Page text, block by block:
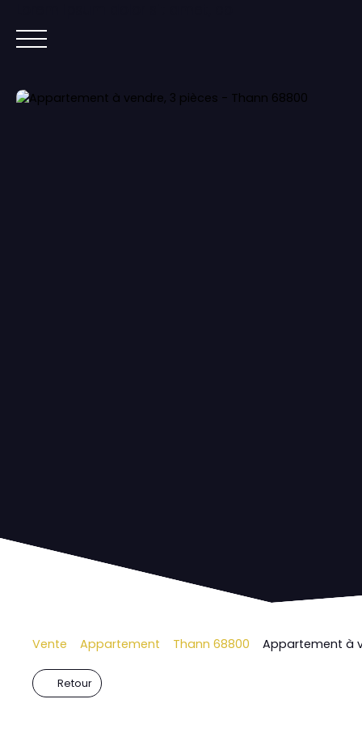
ACCUEIL ACHETER IMMOBILIER NEUF
Vente Appartement Thann 68800 Appartement à
Retour